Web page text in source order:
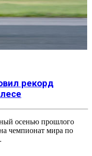
рекорд
осенью прошлого
чемпионат мира по